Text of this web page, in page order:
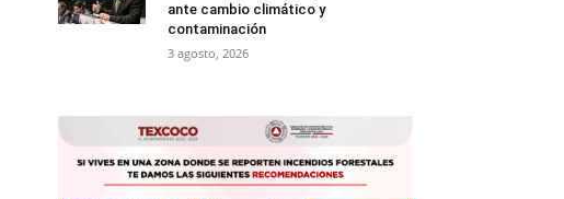
ante cambio climático y
contaminación
3 agosto, 2026